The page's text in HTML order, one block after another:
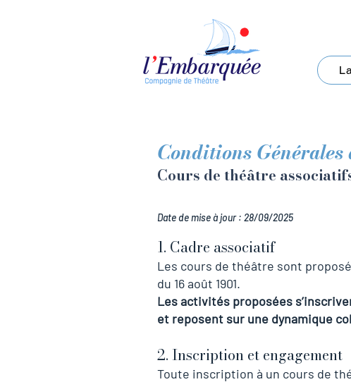
Conditions
Cours de théâtre
Date de mise à jour : 28/09/2025
1. Cadre associatif
Les cours de théâtre sont
du 16 août 1901.
Les activités proposées
et reposent sur une dynamique
2. Inscription et engagement
Toute inscription à un cours de